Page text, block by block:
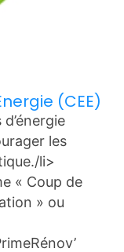
(CEE)
les
li>
« Coup de
» ou